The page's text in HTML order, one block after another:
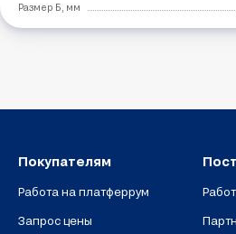
Размер Б, мм
Покупателям
Работа на платферрум
Запрос цены